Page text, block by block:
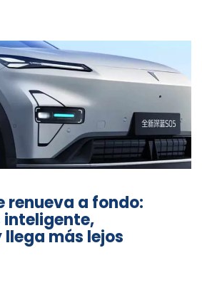
renueva a fondo:
inteligente,
más lejos